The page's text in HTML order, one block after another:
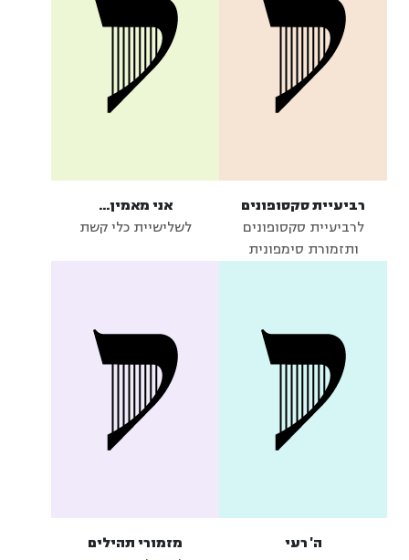
רביעיית סקסופונים
לרביעיית סקסופונים
ותזמורת סימפונית
אני מאמין...
לשלישיית כלי קשת
ה' רעי
מזמורי תהילים